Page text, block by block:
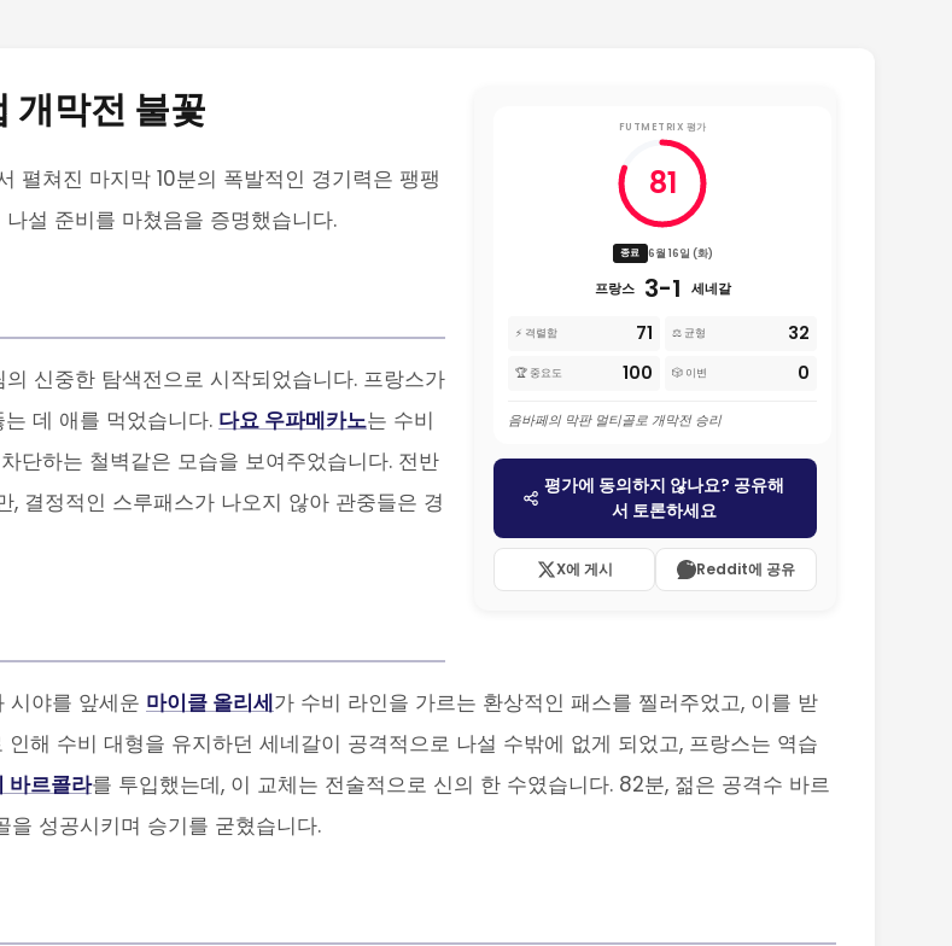
FUTMETRIX 평가
81
종료 6월 16일 (화)
프랑스 3-1 세네갈
⚡ 격렬함 71 ⚖️ 균형 32
🏆 중요도 100 🎲 이변 0
음바페의 막판 멀티골로 개막전 승리
평가에 동의하지 않나요? 공유해
서 토론하세요
X에 게시 Reddit에 공유
개막전 불꽃
펼쳐진 마지막 10분의 폭발적인 경기력은 팽팽
설 준비를 마쳤음을 증명했습니다.
신중한 탐색전으로 시작되었습니다. 프랑스가
데 애를 먹었습니다. 다요 우파메카노는 수비
단하는 철벽같은 모습을 보여주었습니다. 전반
결정적인 스루패스가 나오지 않아 관중들은 경
시야를 앞세운 마이클 올리세가 수비 라인을 가르는 환상적인 패스를 찔러주었고, 이를 받
해 수비 대형을 유지하던 세네갈이 공격적으로 나설 수밖에 없게 되었고, 프랑스는 역습
바르콜라를 투입했는데, 이 교체는 전술적으로 신의 한 수였습니다. 82분, 젊은 공격수 바르
성공시키며 승기를 굳혔습니다.